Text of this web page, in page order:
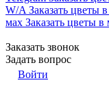
W/A Заказать цветы
мах Заказать цветы в
Заказать звонок
Задать вопрос
Войти